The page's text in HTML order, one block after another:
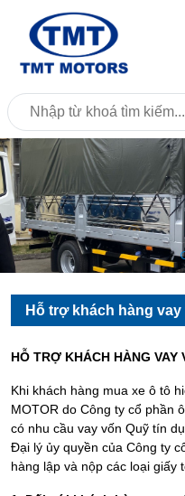
Hỗ trợ khách hàng vay
HỖ TRỢ KHÁCH HÀNG VAY
Khi khách hàng mua xe ô tô
MOTOR do Công ty cổ phần
có nhu cầu vay vốn Quỹ tín
Đại lý ủy quyền của Công ty
hàng lập và nộp các loại giấy